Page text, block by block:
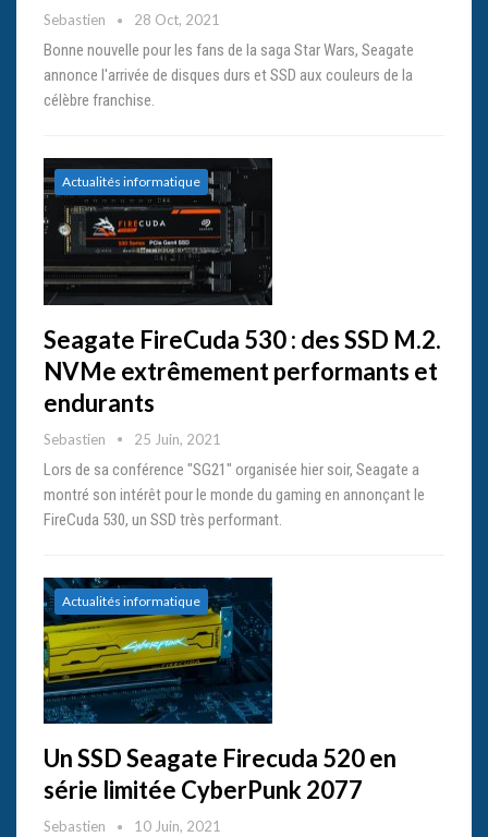
Sebastien 28 Oct, 2021
Bonne nouvelle pour les fans de la saga Star Wars, Seagate
annonce l'arrivée de disques durs et SSD aux couleurs de la
célèbre franchise.
Actualités informatique
Seagate FireCuda 530 : des SSD M.2.
NVMe extrêmement performants et
endurants
Sebastien 25 Juin, 2021
Lors de sa conférence "SG21" organisée hier soir, Seagate a
montré son intérêt pour le monde du gaming en annonçant le
FireCuda 530, un SSD très performant.
Actualités informatique
Un SSD Seagate Firecuda 520 en
série limitée CyberPunk 2077
Sebastien 10 Juin, 2021